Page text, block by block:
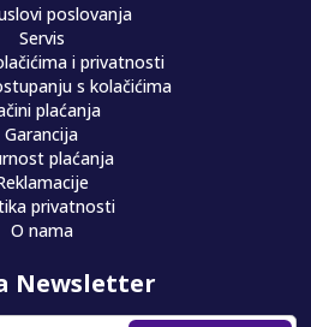
poslovanja
Servis
i privatnosti
s kolačićima
plaćanja
Garancija
plaćanja
privatnosti
O nama
Newsletter